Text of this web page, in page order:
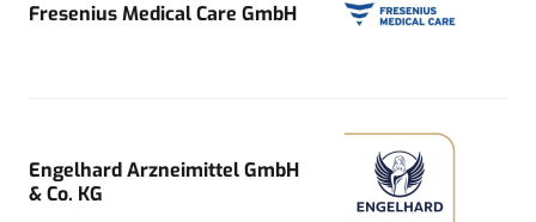
Fresenius Medical Care GmbH
Engelhard Arzneimittel GmbH
& Co. KG